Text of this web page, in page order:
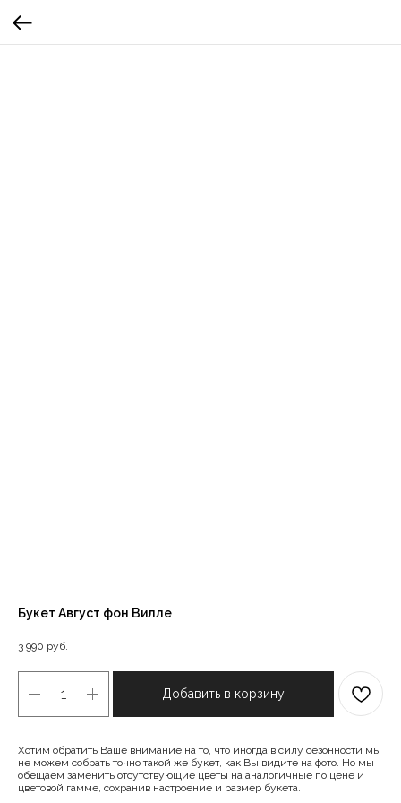
Букет Август фон Вилле
3 990 руб.
Добавить в корзину
Хотим обратить Ваше внимание на то, что иногда в силу сезонности мы
не можем собрать точно такой же букет, как Вы видите на фото. Но мы
обещаем заменить отсутствующие цветы на аналогичные по цене и
цветовой гамме, сохранив настроение и размер букета.